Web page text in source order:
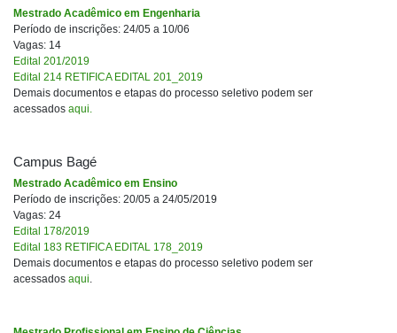
Mestrado Acadêmico em Engenharia
Período de inscrições: 24/05 a 10/06
Vagas: 14
Edital 201/2019
Edital 214 RETIFICA EDITAL 201_2019
Demais documentos e etapas do processo seletivo podem ser
acessados aqui.
Campus Bagé
Mestrado Acadêmico em Ensino
Período de inscrições: 20/05 a 24/05/2019
Vagas: 24
Edital 178/2019
Edital 183 RETIFICA EDITAL 178_2019
Demais documentos e etapas do processo seletivo podem ser
acessados aqui.